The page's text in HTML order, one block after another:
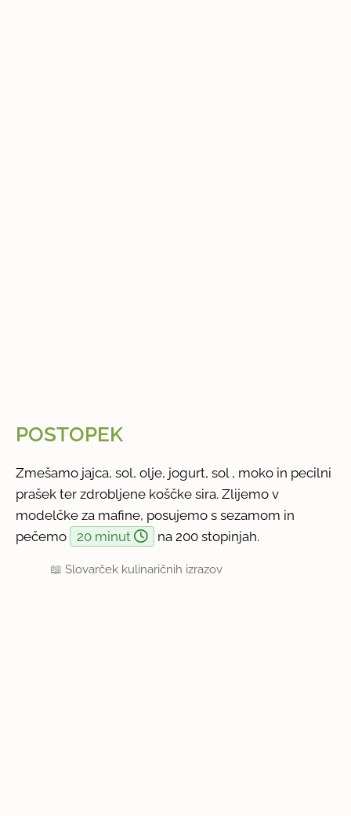
POSTOPEK
Zmešamo jajca, sol, olje, jogurt, sol , moko in pecilni
prašek ter zdrobljene koščke sira. Zlijemo v
modelčke za mafine, posujemo s sezamom in
pečemo
20 minut na 200 stopinjah.
📖Slovarček kulinaričnih izrazov